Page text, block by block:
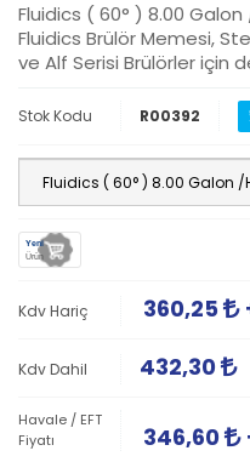
Fluidics ( 60° ) 8.00
Fluidics Brülör Memesi,
ve Alf Serisi Brülörler için
Stok Kodu R00392
Yeni
Ürün
Kdv Hariç 360,25
Kdv Dahil 432,30
Havale / EFT
Fiyatı
346,60